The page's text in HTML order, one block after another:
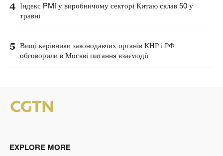
4 Індекс PMI у виробничому секторі Китаю склав 50 у
травні
5 Вищі керівники законодавчих органів КНР і РФ
обговорили в Москві питання взаємодії
EXPLORE MORE